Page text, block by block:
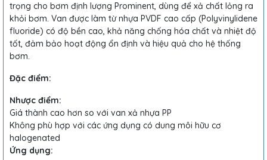
trọng cho bơm định lượng Prominent, dùng để xả chất lỏng ra
khỏi bơm. Van được làm từ nhựa PVDF cao cấp (Polyvinylidene
fluoride) có độ bền cao, khả năng chống hóa chất và nhiệt độ
tốt, đảm bảo hoạt động ổn định và hiệu quả cho hệ thống
bơm.
Đặc điểm:
Nhược điểm:
Giá thành cao hơn so với van xả nhựa PP
Không phù hợp với các ứng dụng có dung môi hữu cơ
halogenated
Ứng dụng: